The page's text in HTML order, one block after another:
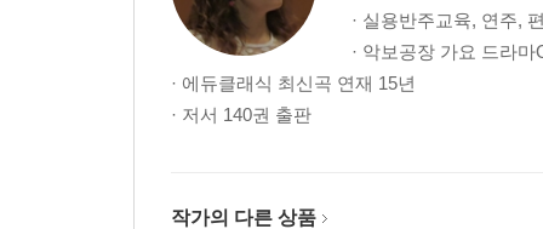
· 실용반주교육, 연주,
· 악보공장 가요 드라
· 에듀클래식 최신곡 연재 15년
· 저서 140권 출판
작가의 다른 상품